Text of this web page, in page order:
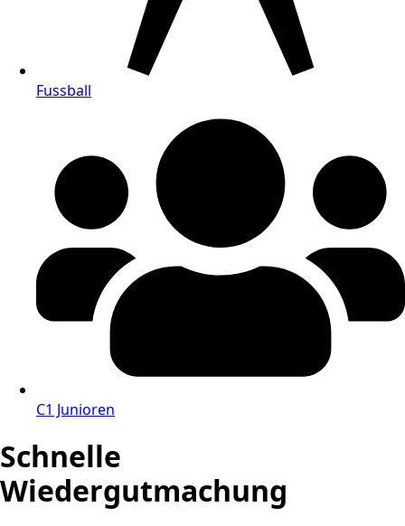
Fussball
C1 Junioren
Schnelle
Wiedergutmachung